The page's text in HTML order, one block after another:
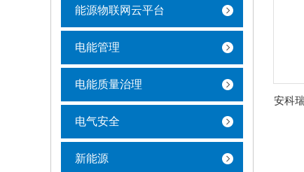
能源物联网云平台
电能管理
电能质量治理
电气安全
新能源